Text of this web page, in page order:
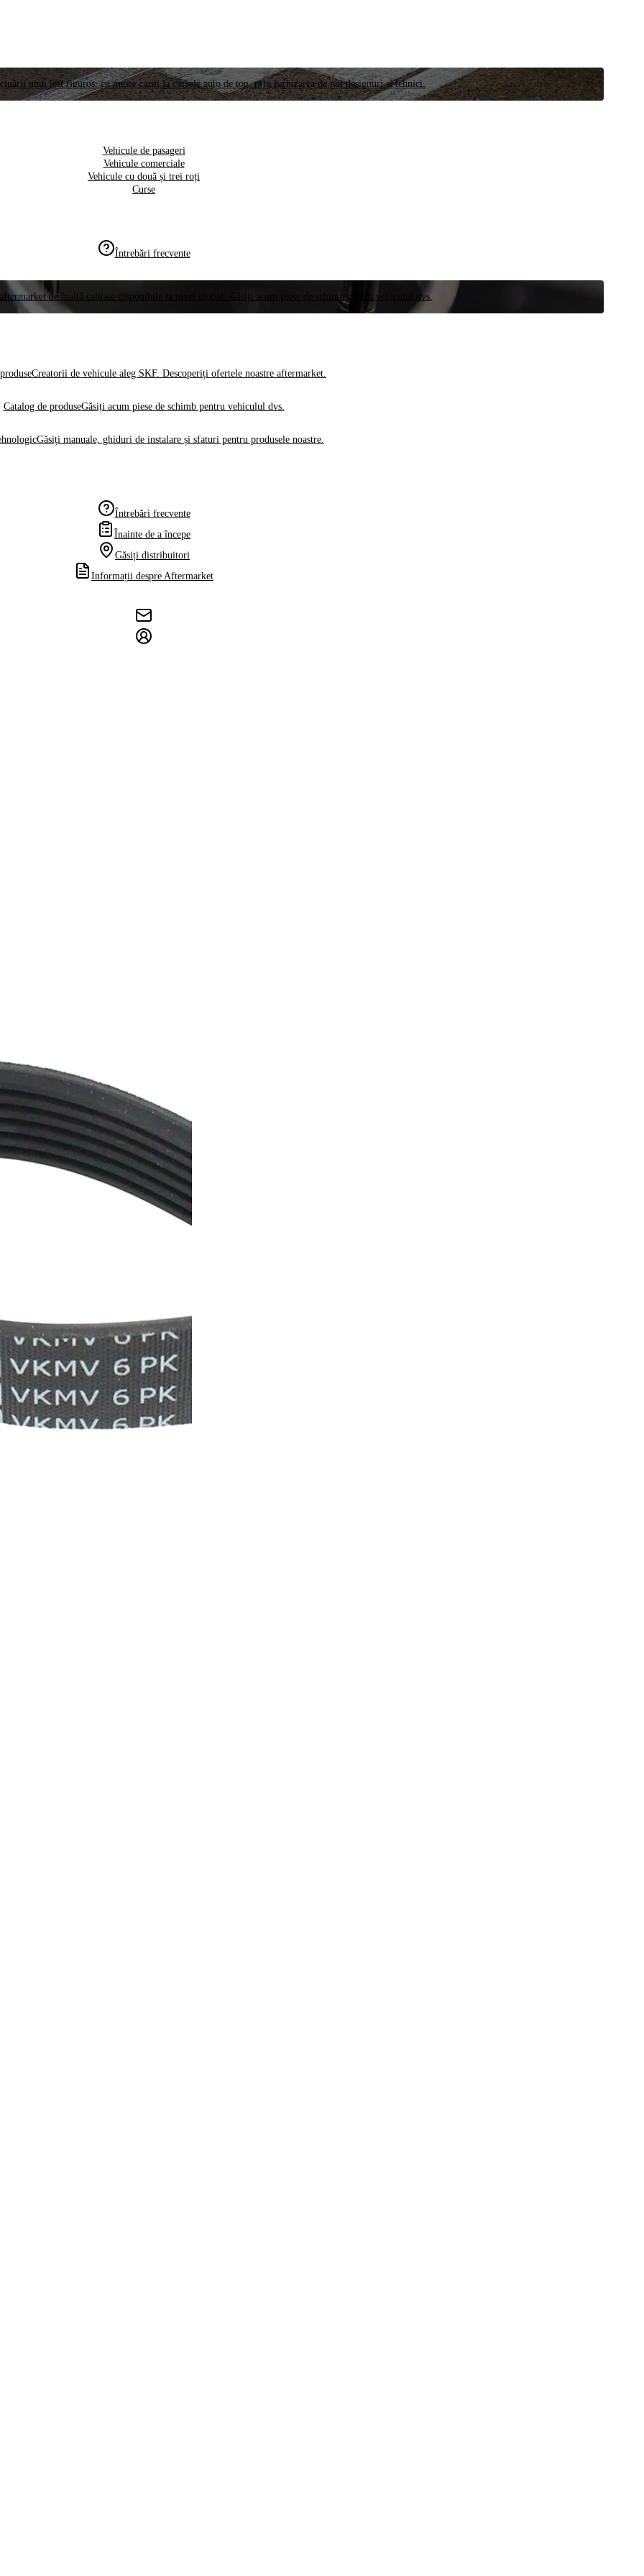
unui test riguros, cu meste cazul la cursele auto de top, prin furnizarea de noi designuri și tehnici.
Vehicule de pasageri
Vehicule comerciale
Vehicule cu două și trei roți
Curse
Întrebări frecvente
de înaltă calitate disponibile la nivel global. Găsiți acum piese de schimb pentru vehiculul dvs.
Creatorii de vehicule aleg SKF. Descoperiți ofertele noastre aftermarket.
Catalog de produseGăsiți acum piese de schimb pentru vehiculul dvs.
Găsiți manuale, ghiduri de instalare și sfaturi pentru produsele noastre.
Întrebări frecvente
Înainte de a începe
Găsiți distribuitori
Informații despre Aftermarket